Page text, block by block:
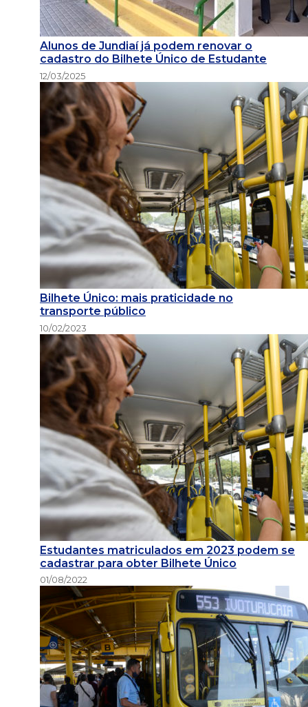
Alunos de Jundiaí já podem renovar o
cadastro do Bilhete Único de Estudante
12/03/2025
Bilhete Único: mais praticidade no
transporte público
10/02/2023
Estudantes matriculados em 2023 podem se
cadastrar para obter Bilhete Único
01/08/2022